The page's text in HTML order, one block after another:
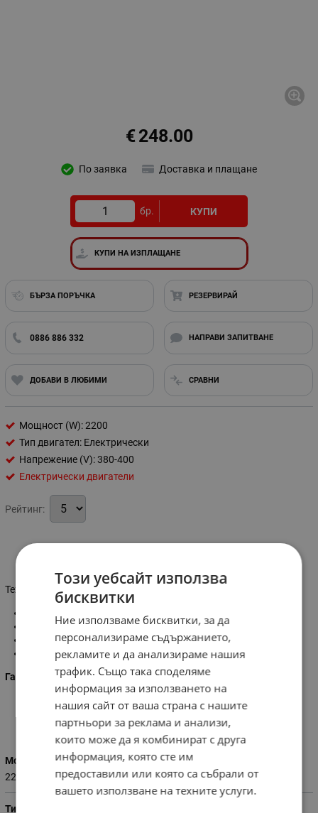
248.00
€
По заявка Доставка и плащане
бр. КУПИ
КУПИ НА ИЗПЛАЩАНЕ
БЪРЗА ПОРЪЧКА РЕЗЕРВИРАЙ
0886 886 332 НАПРАВИ ЗАПИТВАНЕ
ДОБАВИ В ЛЮБИМИ СРАВНИ
Мощност (W): 2200
Тип двигател: Електрически
Напрежение (V): 380-400
Електрически двигатели
Рейтинг:
Технически характеристики:
Максимални обороти:2850 об. /мин.
Трифазен
15 кг.
Гаранция: 1 година!
Характеристики
Мощност (W)
2200
Тип двигател
Този уебсайт използва
бисквитки
Ние използваме бисквитки, за да
персонализираме съдържанието,
рекламите и да анализираме нашия
трафик. Също така споделяме
информация за използването на
нашия сайт от ваша страна с нашите
партньори за реклама и анализи,
които може да я комбинират с друга
информация, която сте им
предоставили или която са събрали от
вашето използване на техните услуги.